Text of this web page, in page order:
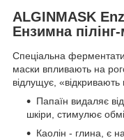
ALGINMASK
Ензимна
Спеціальна
маски впливають на
відлущує, «відкривають
Папаїн видаляє
шкіри, стимулює
Каолін - глина, є